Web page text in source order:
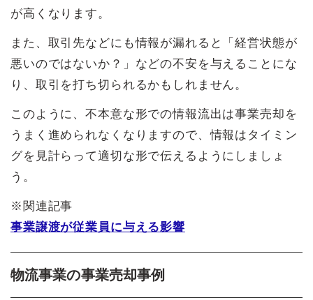
が高くなります。
また、取引先などにも情報が漏れると「経営状態が
悪いのではないか？」などの不安を与えることにな
り、取引を打ち切られるかもしれません。
このように、不本意な形での情報流出は事業売却を
うまく進められなくなりますので、情報はタイミン
グを見計らって適切な形で伝えるようにしましょ
う。
※関連記事
事業譲渡が従業員に与える影響
物流事業の事業売却事例